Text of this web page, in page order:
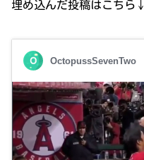
埋め込んだ投稿はこちら↓